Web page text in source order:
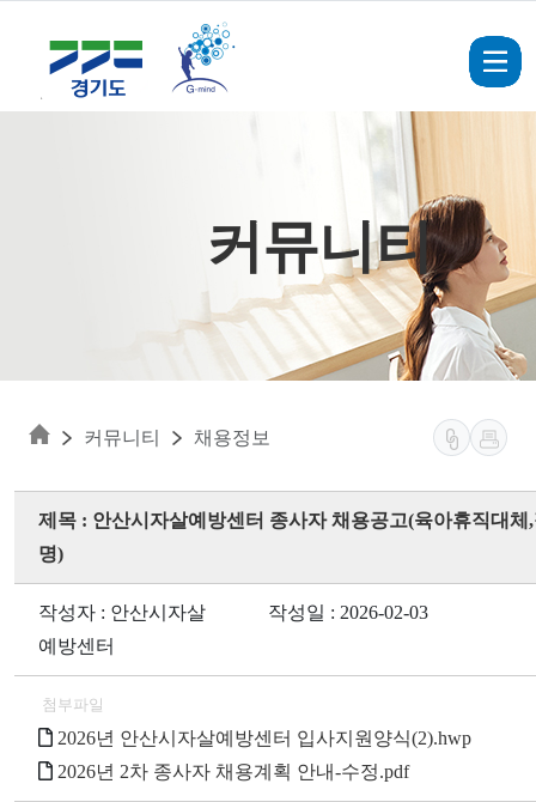
커뮤니티
커뮤니티 채용정보
제목 : 안산시자살예방센터 종사자 채용공고(육아휴직대체
명)
작성자 : 안산시자살
예방센터
작성일 : 2026-02-03
첨부파일
2026년 안산시자살예방센터 입사지원양식(2).hwp
2026년 2차 종사자 채용계획 안내-수정.pdf